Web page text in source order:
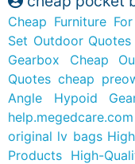
Cheap Furniture
Set Outdoor
Gearbox
Cheap
Quotes cheap
Angle Hypoid
help.megedcare.com
original lv bags
Products High-